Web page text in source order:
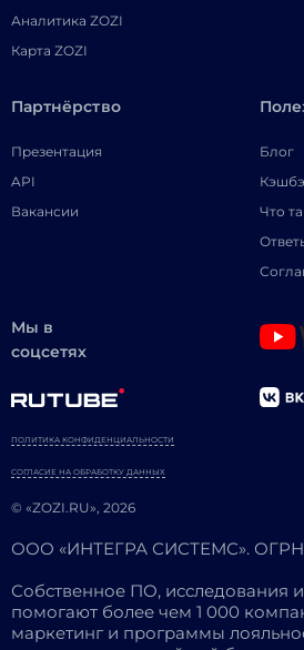
Аналитика ZOZI
Карта ZOZI
Партнёрство
Презентация
API
Вакансии
Блог
Что
Мы в
соцсетях
© «ZOZI.RU», 2026
ПОЛИТИКА КОНФИДЕНЦИАЛЬНОСТИ
СОГЛАСИЕ НА ОБРАБОТКУ ДАННЫХ
ООО «ИНТЕГРА СИСТЕМС». ОГРН:
Собственное ПО, исследования
помогают более чем 1 000
маркетинг и программы